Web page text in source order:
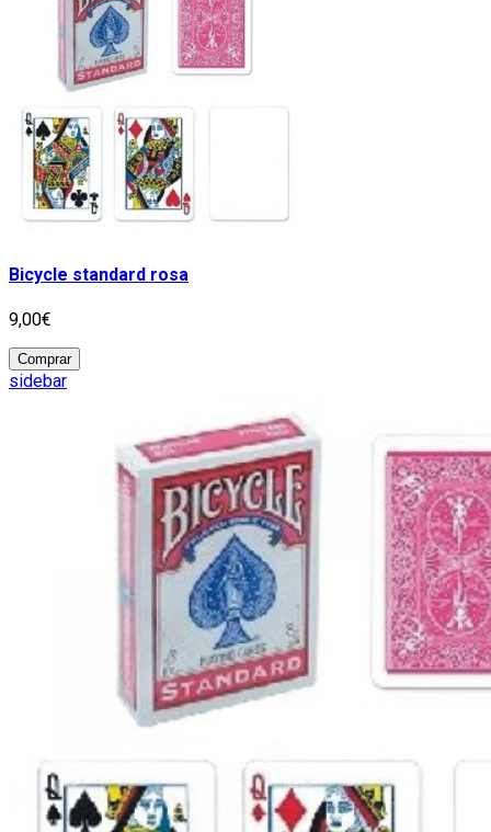
Bicycle standard rosa
9,00€
Comprar
sidebar